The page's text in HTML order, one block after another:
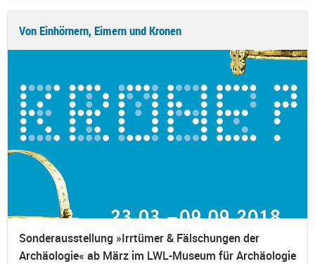
Von Einhörnern, Eimern und Kronen
Sonderausstellung »Irrtümer & Fälschungen der
Archäologie« ab März im LWL-Museum für Archäologie